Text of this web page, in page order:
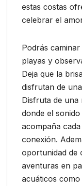
estas costas
celebrar el
Podrás
playas y
Deja que la
disfrutan de
Disfruta de una
donde el
acompaña
conexión.
oportunidad de
aventuras en
acuáticos